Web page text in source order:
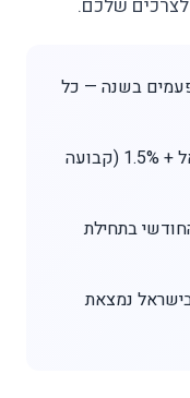
שלכם.
בנק ישראל מתעדכנת 8 פעמים בשנה — כל
ריבית הפריים = ריבית בנק ישראל + 1.5% (קבועה
בתחילת
בישראל נמצאת